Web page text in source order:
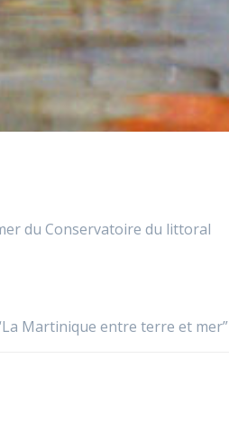
du Conservatoire du littoral
Martinique entre terre et mer”